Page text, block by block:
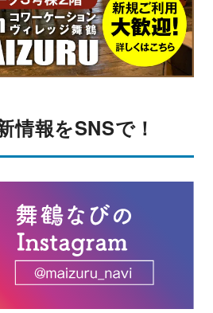
情報をSNSで！